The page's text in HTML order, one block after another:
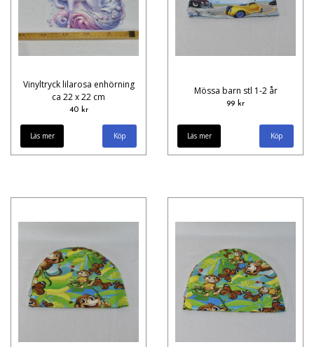
Vinyltryck lilarosa enhörning
ca 22 x 22 cm
40 kr
Läs mer
Mössa barn stl 1-2 år
99 kr
Läs mer